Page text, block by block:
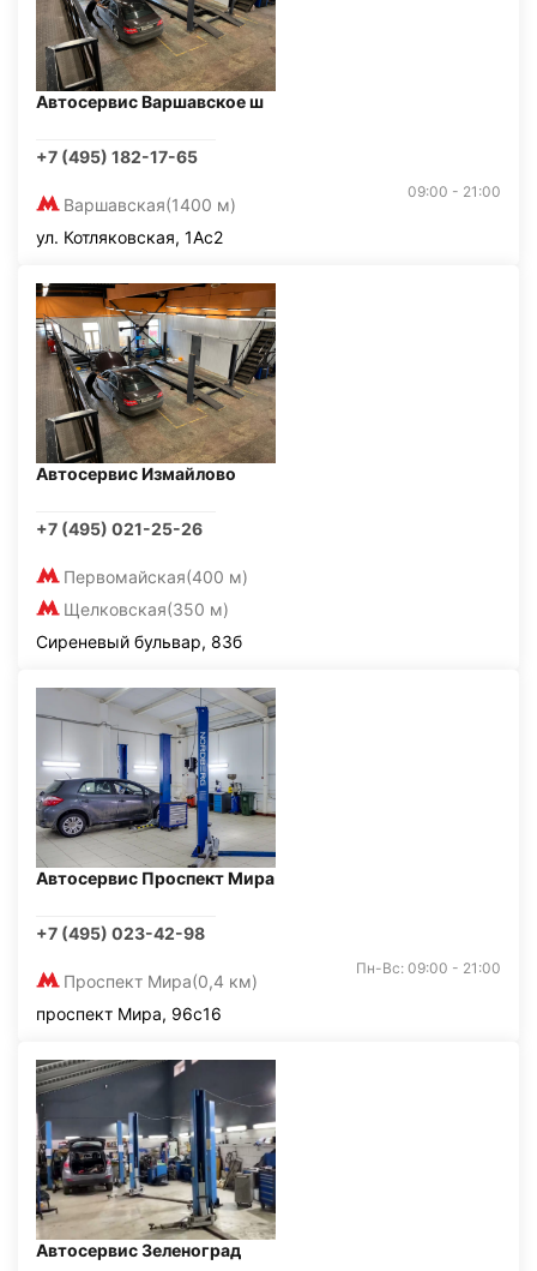
Автосервис Варшавское ш
+7 (495) 182-17-65
Варшавская(1400 м)
09:00 - 21:00
ул. Котляковская, 1Ас2
Автосервис Измайлово
+7 (495) 021-25-26
Первомайская(400 м)
Щелковская(350 м)
Сиреневый бульвар, 83б
Автосервис Проспект Мира
+7 (495) 023-42-98
Проспект Мира(0,4 км)
Пн-Вс: 09:00 - 21:00
проспект Мира, 96с16
Автосервис Зеленоград